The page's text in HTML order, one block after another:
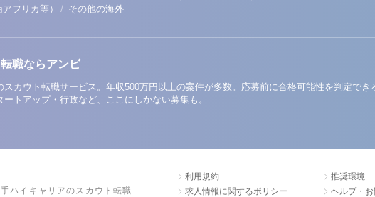
フリカ等）
/ その他の海外
職ならアンビ
カウト転職サービス。年収500万円以上の案件が多数。応募前に合格可能性を判定で
トアップ・行政など、ここにしかない募集も。
手ハイキャリアのスカウト転職
利用規約
求人情報に関するポリシー
推奨環境
ヘルプ・